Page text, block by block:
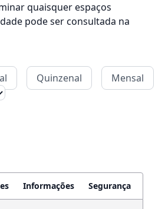
quaisquer espaços
pode ser consultada na
Quinzenal
Mensal
Informações Segurança